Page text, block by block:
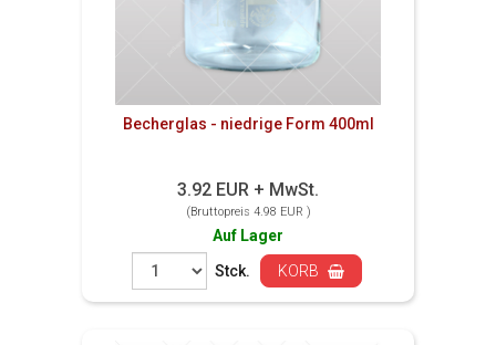
Becherglas - niedrige Form 400ml
3.92 EUR + MwSt.
(Bruttopreis 4.98 EUR )
Auf Lager
Stck.
KORB